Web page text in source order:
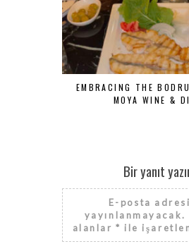
EMBRACING THE
MOYA WINE &
Bir yanıt
E-posta
yayınlanmayacak.
alanlar* ile